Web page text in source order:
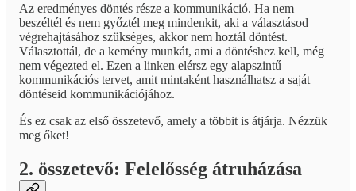
Az eredményes döntés része a kommunikáció. Ha nem
beszéltél és nem győztél meg mindenkit, aki a választásod
végrehajtásához szükséges, akkor nem hoztál döntést.
Választottál, de a kemény munkát, ami a döntéshez kell, még
nem végezted el. Ezen a linken elérsz egy alapszintű
kommunikációs tervet, amit mintaként használhatsz a saját
döntéseid kommunikációjához.
És ez csak az első összetevő, amely a többit is átjárja. Nézzük
meg őket!
2. összetevő: Felelősség átruházása